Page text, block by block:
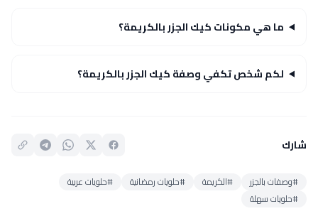
ما هي مكونات كيك الجزر بالكريمة؟
لكم شخص تكفي وصفة كيك الجزر بالكريمة؟
شارك
#وصفات بالجزر #الكريمة #حلويات رمضانية
#حلويات عربية
#حلويات سهلة